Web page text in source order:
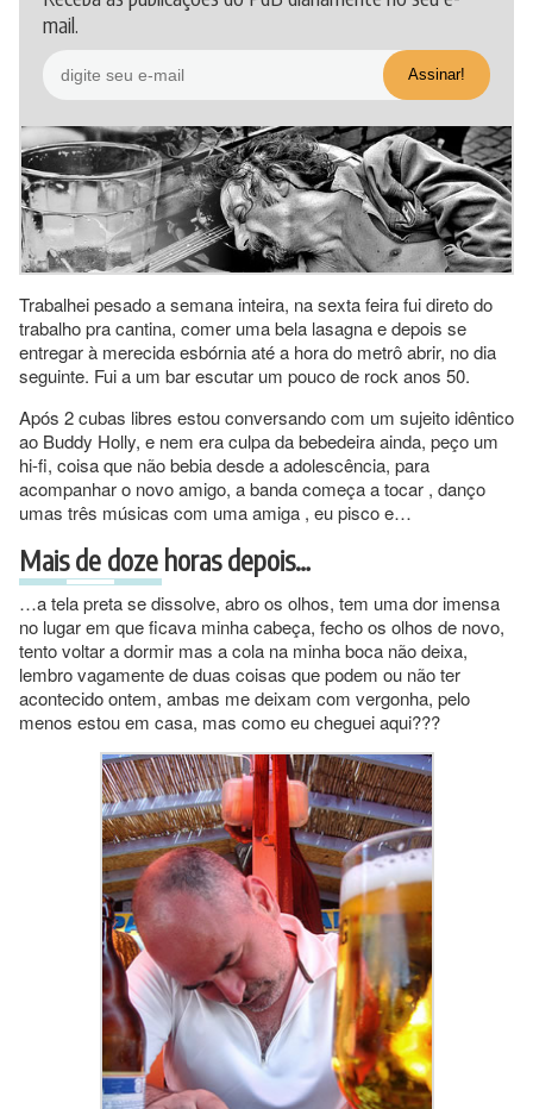
mail.
Trabalhei pesado a semana inteira, na sexta feira fui direto do
trabalho pra cantina, comer uma bela lasagna e depois se
entregar à merecida esbórnia até a hora do metrô abrir, no dia
seguinte. Fui a um bar escutar um pouco de rock anos 50.
Após 2 cubas libres estou conversando com um sujeito idêntico
ao Buddy Holly, e nem era culpa da bebedeira ainda, peço um
hi-fi, coisa que não bebia desde a adolescência, para
acompanhar o novo amigo, a banda começa a tocar , danço
umas três músicas com uma amiga , eu pisco e…
Mais de doze horas depois…
…a tela preta se dissolve, abro os olhos, tem uma dor imensa
no lugar em que ficava minha cabeça, fecho os olhos de novo,
tento voltar a dormir mas a cola na minha boca não deixa,
lembro vagamente de duas coisas que podem ou não ter
acontecido ontem, ambas me deixam com vergonha, pelo
menos estou em casa, mas como eu cheguei aqui???